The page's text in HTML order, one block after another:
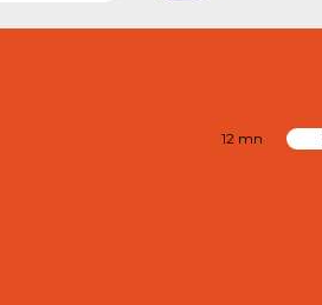
12 mn